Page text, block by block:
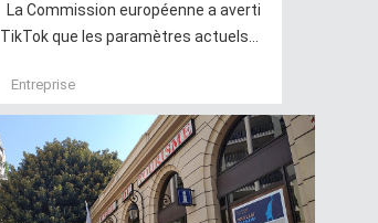
La Commission européenne a averti
TikTok que les paramètres actuels...
Entreprise